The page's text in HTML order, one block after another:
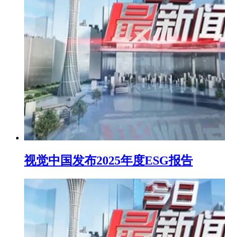
视觉中国发布2025年度ESG报告